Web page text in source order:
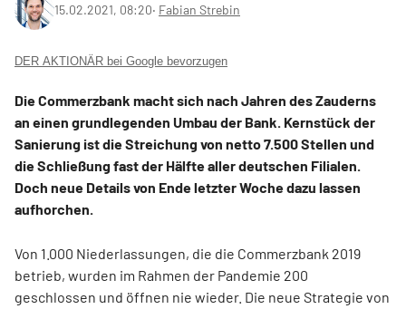
15.02.2021, 08:20‧ Fabian Strebin
DER AKTIONÄR bei Google bevorzugen
Die Commerzbank macht sich nach Jahren des Zauderns
an einen grundlegenden Umbau der Bank. Kernstück der
Sanierung ist die Streichung von netto 7.500 Stellen und
die Schließung fast der Hälfte aller deutschen Filialen.
Doch neue Details von Ende letzter Woche dazu lassen
aufhorchen.
Von 1.000 Niederlassungen, die die Commerzbank 2019
betrieb, wurden im Rahmen der Pandemie 200
geschlossen und öffnen nie wieder. Die neue Strategie von